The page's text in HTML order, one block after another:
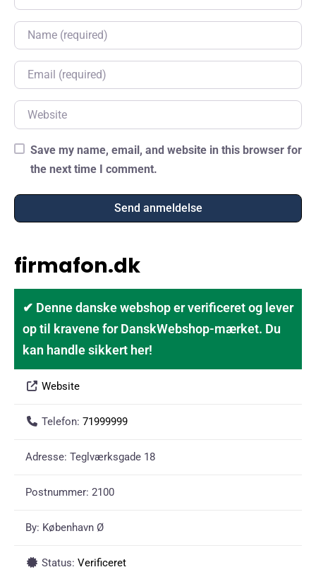
Name
Email
Website
Save my name, email, and website in this browser for
the next time I comment.
firmafon.dk
✔ Denne danske webshop er verificeret og lever
op til kravene for DanskWebshop-mærket. Du
kan handle sikkert her!
Website
Telefon: 71999999
Adresse: Teglværksgade 18
Postnummer: 2100
By: København Ø
Status: Verificeret